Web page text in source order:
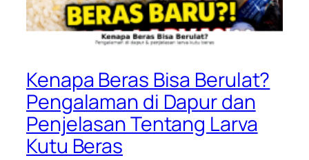
Kenapa Beras Bisa Berulat?
Pengalaman di Dapur dan
Penjelasan Tentang Larva
Kutu Beras